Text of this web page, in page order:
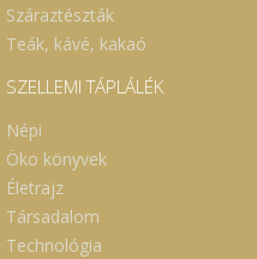
Száraztészták
Teák, kávé, kakaó
SZELLEMI TÁPLÁLÉK
Népi
Öko könyvek
Életrajz
Társadalom
Technológia